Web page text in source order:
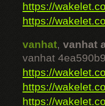
https://
https://
vanhat, vanhat
vanhat
https://
https://
https://